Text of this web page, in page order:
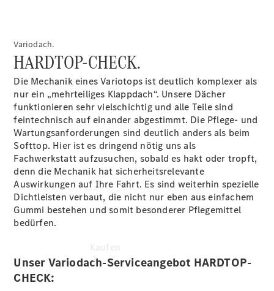
Servicetermin
buchen
Probefahrt
vereinbaren
Konfigurator
Modellübersicht
Variodach.
HARDTOP-CHECK.
Die Mechanik eines Variotops ist deutlich komplexer als
nur ein „mehrteiliges Klappdach“. Unsere Dächer
funktionieren sehr vielschichtig und alle Teile sind
feintechnisch auf einander abgestimmt. Die Pflege- und
Wartungsanforderungen sind deutlich anders als beim
Softtop. Hier ist es dringend nötig uns als
Fachwerkstatt aufzusuchen, sobald es hakt oder tropft,
denn die Mechanik hat sicherheitsrelevante
Auswirkungen auf Ihre Fahrt. Es sind weiterhin spezielle
Dichtleisten verbaut, die nicht nur eben aus einfachem
Gummi bestehen und somit besonderer Pflegemittel
bedürfen.
Unser Variodach-Serviceangebot HARDTOP-
CHECK: